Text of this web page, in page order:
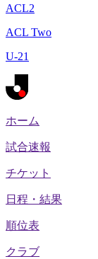
ACL2
ACL Two
U-21
ホーム
試合速報
チケット
日程・結果
順位表
クラブ